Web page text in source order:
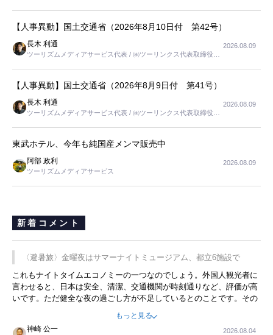
【人事異動】国土交通省（2026年8月10日付 第42号）
長木 利通
ツーリズムメディアサービス代表 / ㈱ツーリンクス代表取締役社
2026.08.09
【人事異動】国土交通省（2026年8月9日付 第41号）
長木 利通
ツーリズムメディアサービス代表 / ㈱ツーリンクス代表取締役社
2026.08.09
東武ホテル、今年も純国産メンマ販売中
阿部 政利
ツーリズムメディアサービス
2026.08.09
新着コメント
〈避暑旅〉金曜夜はサマーナイトミュージアム、都立6施設で
これもナイトタイムエコノミーの一つなのでしょう。外国人観光者に
言わせると、日本は安全、清潔、交通機関が時刻通りなど、評価が高
いです。ただ健全な夜の過ごし方が不足しているとのことです。その
ような意味で、金曜夜にこのようなイベントが行われれば、日本人に
限らず外国人にとっても楽しみが増えるでしょうね。
もっと見る
神崎 公一
2026.08.04